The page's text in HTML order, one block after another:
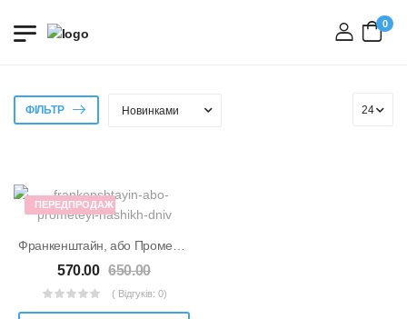
вхід
0
ФІЛЬТР
ПЕРЕДПРОДАЖ
570.00 650.00
( Відгуків: 0)